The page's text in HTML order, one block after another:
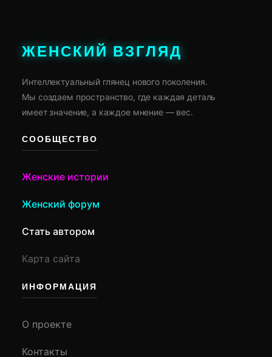
ЖЕНСКИЙ ВЗГЛЯД
Интеллектуальный глянец нового поколения.
Мы создаем пространство, где каждая деталь
имеет значение, а каждое мнение — вес.
СООБЩЕСТВО
Женские истории
Женский форум
Стать автором
Карта сайта
ИНФОРМАЦИЯ
О проекте
Контакты